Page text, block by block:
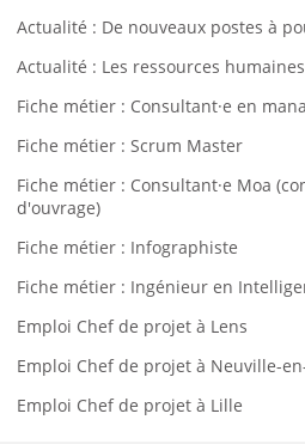
Actualité : De nouveaux postes à
Actualité : Les ressources
Fiche métier : Consultant·e en
Fiche métier : Scrum Master
Fiche métier : Consultant·e Moa
d'ouvrage)
Fiche métier : Infographiste
Fiche métier : Ingénieur en
Emploi Chef de projet à Lens
Emploi Chef de projet à Neuville-
Emploi Chef de projet à Lille